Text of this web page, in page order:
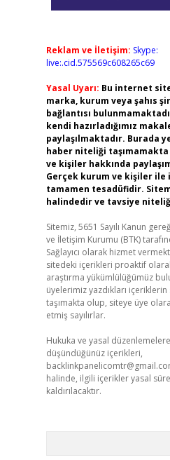
Reklam ve İletişim: Skype:
live:.cid.575569c608265c69
Yasal Uyarı: Bu internet
marka, kurum veya şahıs
bağlantısı
kendi hazırladığımız
paylaşılmaktadır. Burada
haber niteliği
ve kişiler hakkında
Gerçek kurum ve kişiler
tamamen tesadüfidir.
halindedir ve tavsiye
Sitemiz, 5651 Sayılı Kanun
ve İletişim Kurumu (BTK)
Sağlayıcı olarak hizmet
sitedeki içerikleri proaktif
araştırma yükümlülüğümüz
üyelerimiz yazdıkları
taşımakta olup, siteye üye
etmiş sayılırlar.
Hukuka ve yasal
düşündüğünüz içerikleri,
halinde, ilgili içerikler yasal
kaldırılacaktır.